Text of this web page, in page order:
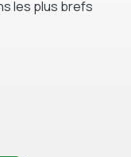
les plus brefs